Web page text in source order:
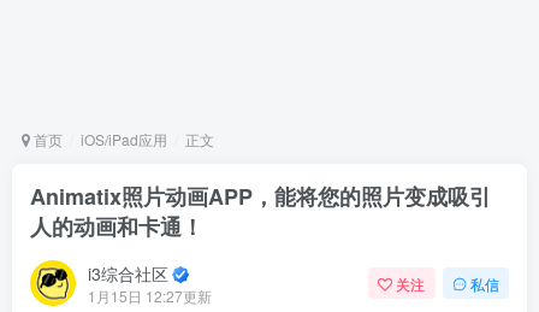
首页 iOS/iPad应用 正文
Animatix照片动画APP，能将您的照片变成吸引
人的动画和卡通！
i3综合社区
1月15日 12:27更新
关注 私信